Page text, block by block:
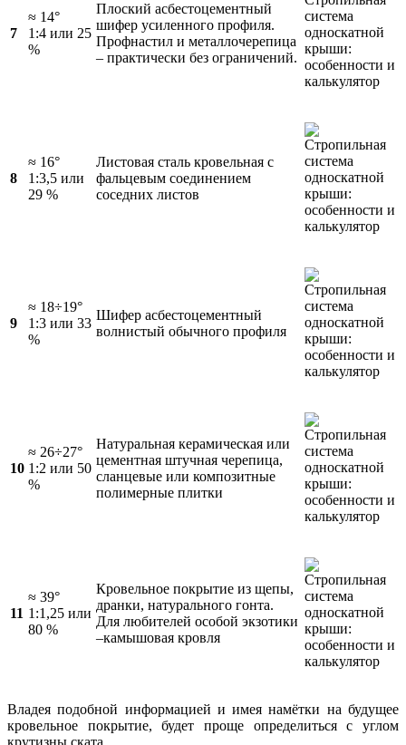
7
≈ 14°
1:4 или 25
%
Плоский асбестоцементный
шифер усиленного профиля.
Профнастил и металлочерепица
– практически без ограничений.
8
≈ 16°
1:3,5 или
29 %
Листовая сталь кровельная с
фальцевым соединением
соседних листов
9
≈ 18÷19°
1:3 или 33
%
Шифер асбестоцементный
волнистый обычного профиля
10
≈ 26÷27°
1:2 или 50
%
Натуральная керамическая или
цементная штучная черепица,
сланцевые или композитные
полимерные плитки
11
≈ 39°
1:1,25 или
80 %
Кровельное покрытие из щепы,
дранки, натурального гонта.
Для любителей особой экзотики
–камышовая кровля
Владея подобной информацией и имея намётки на будущее
кровельное покрытие, будет проще определиться с углом